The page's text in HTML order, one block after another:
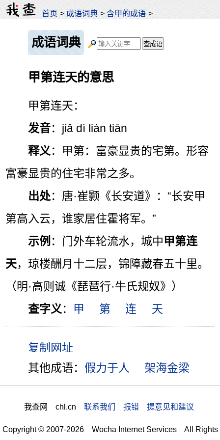
首页 > 成语词典 >含甲的成语 >
成语词典
甲第连天的意思
甲第连天：
发音：jiǎ dì lián tiān
释义 ：甲第：富豪显贵的宅第。形容
富豪显贵的住宅非常之多。
出处：唐·崔颢《长安道》：“长安甲
第高入云，谁家居住霍将军。”
示例 ：门外车轮流水，城中甲第连
天，琼楼酬月十二层，锦障藏春五十里。
（明·高则诚《琵琶行·牛氏规奴》）
查字义 ： 甲 第 连 天
其他成语： 假力于人 架海金梁
我查网 chl.cn 联系我们 报错 提意见和建议
Copyright © 2007-2026 Wocha Internet Services All Rights